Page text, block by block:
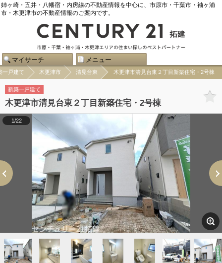
姉ヶ崎・五井・八幡宿・内房線の不動産情報を中心に、市原市・千葉市・袖ヶ浦
市・木更津市の不動産情報のご案内です。
メニュー
マイサーチ
一戸建て 木更津市 清見台東 木更津市清見台東２丁目新築住宅・2号棟
新築一戸建て
木更津市清見台東２丁目新築住宅・2号棟
1/22